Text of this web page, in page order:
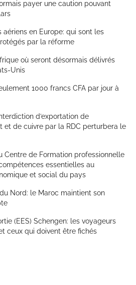
payer une caution pouvant
aériens en Europe: qui sont les
par la réforme
où seront désormais délivrés
Unis
1000 francs CFA par jour à
d’exportation de
et de cuivre par la RDC perturbera le
Centre de Formation professionnelle
essentielles au
et social du pays
Nord: le Maroc maintient son
(EES) Schengen: les voyageurs
ceux qui doivent être fichés